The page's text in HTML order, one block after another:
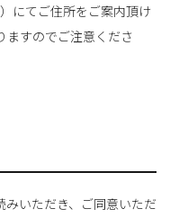
にてご住所をご案内頂け
ますのでご注意くださ
みいただき、ご同意いただ